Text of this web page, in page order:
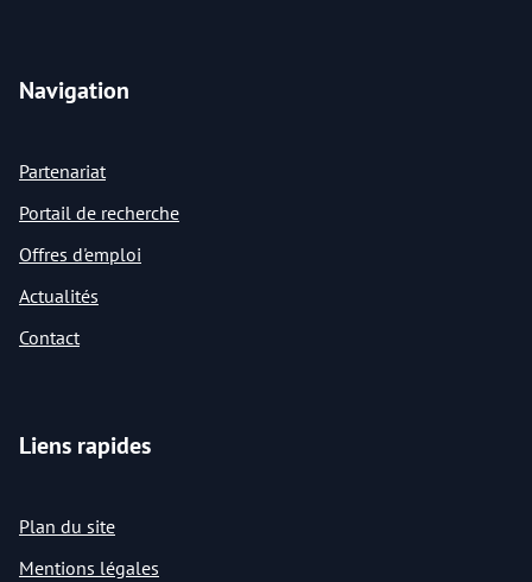
Navigation
Partenariat
Portail de recherche
Offres d'emploi
Actualités
Contact
Liens rapides
Plan du site
Mentions légales